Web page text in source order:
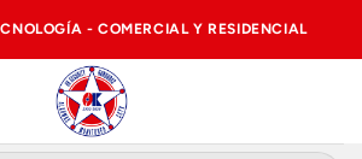
- COMERCIAL Y RESIDENCIAL